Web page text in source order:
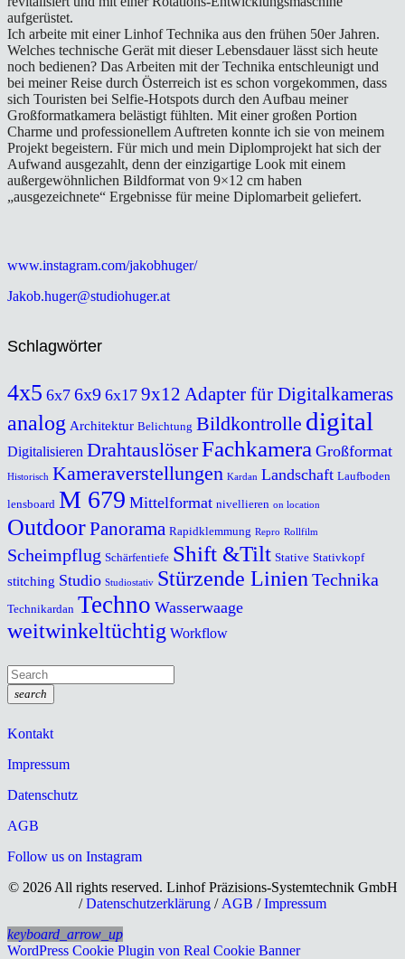
aufgerüstet.
Ich arbeite mit einer Linhof Technika aus den frühen 50er Jahren.
Welches technische Gerät mit dieser Lebensdauer lässt sich heute
noch bedienen? Das Arbeiten mit der Technika entschleunigt und
bei meiner Reise durch Österreich ist es schon vorgekommen, dass
sich Touristen bei Selfie-Hotspots durch den Aufbau meiner
Großformatkamera belästigt fühlten. Mit einer großen Portion
Charme und professionellem Auftreten konnte ich sie von meinem
Projekt begeistern. Für mich und mein Diplomprojekt hat sich der
Aufwand ausgezahlt, denn der einzigartige Look mit einem
außergewöhnlichen Bildformat von 9×12 cm haben
„ausgezeichnete“ Ergebnisse für meine Diplomarbeit geliefert.
www.instagram.com/jakobhuger/
Jakob.huger@studiohuger.at
Schlagwörter
4x5 6x7 6x9 6x17 9x12 Adapter für Digitalkameras
analog Architektur Belichtung Bildkontrolle digital
Digitalisieren DrahtauslöserFachkamera Großformat
Historisch Kameraverstellungen Kardan Landschaft Laufboden
lensboard M 679 Mittelformat nivellieren on location
OutdoorPanorama Rapidklemmung Repro Rollfilm
Scheimpflug Schärfentiefe Shift &Tilt Stative Stativkopf
stitching Studio Studiostativ Stürzende Linien Technika
Technikardan Techno Wasserwaage
weitwinkeltüchtig Workflow
search
Kontakt
Impressum
Datenschutz
AGB
Follow us on Instagram
© 2026 All rights reserved. Linhof Präzisions-Systemtechnik GmbH
/Datenschutzerklärung / AGB /Impressum
keyboard_arrow_up
WordPress Cookie Plugin von Real Cookie Banner